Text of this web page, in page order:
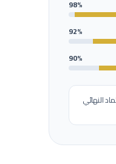
98%
92%
90%
النهائي